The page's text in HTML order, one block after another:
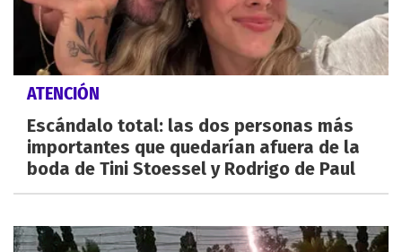
ATENCIÓN
Escándalo total: las dos personas más
importantes que quedarían afuera de la
boda de Tini Stoessel y Rodrigo de Paul